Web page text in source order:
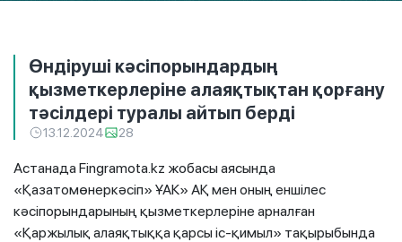
Өндіруші кәсіпорындардың
қызметкерлеріне алаяқтықтан қорғану
тәсілдері туралы айтып берді
13.12.2024 28
Астанада Fingramota.kz жобасы аясында
«Қазатомөнеркәсіп» ҰАК» АҚ мен оның еншілес
кәсіпорындарының қызметкерлеріне арналған
«Қаржылық алаяқтыққа қарсы іс-қимыл» тақырыбында